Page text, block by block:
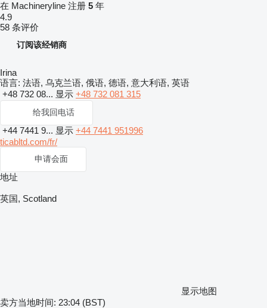
在 Machineryline 注册 5 年
4.9
58 条评价
订阅该经销商
Irina
语言: 法语, 乌克兰语, 俄语, 德语, 意大利语, 英语
+48 732 08... 显示 +48 732 081 315
给我回电话
+44 7441 9... 显示 +44 7441 951996
ticabltd.com/fr/
申请会面
地址
英国, Scotland
显示地图
卖方当地时间: 23:04 (BST)